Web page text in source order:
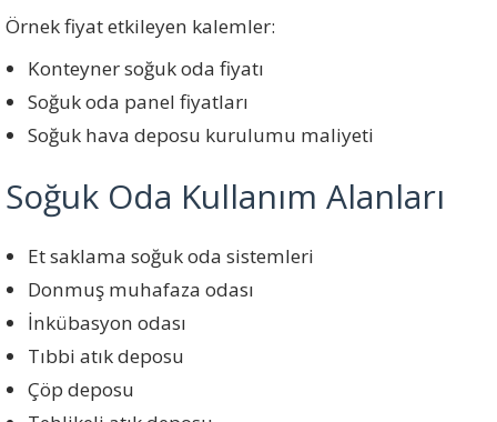
Örnek fiyat etkileyen kalemler:
Konteyner soğuk oda fiyatı
Soğuk oda panel fiyatları
Soğuk hava deposu kurulumu maliyeti
Soğuk Oda Kullanım Alanları
Et saklama soğuk oda sistemleri
Donmuş muhafaza odası
İnkübasyon odası
Tıbbi atık deposu
Çöp deposu